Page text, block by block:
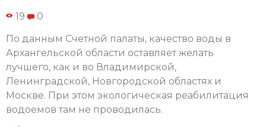
19 0
По данным Счетной палаты, качество воды в
Архангельской области оставляет желать
лучшего, как и во Владимирской,
Ленинградской, Новгородской областях и
Москве. При этом экологическая реабилитация
водоемов там не проводилась.